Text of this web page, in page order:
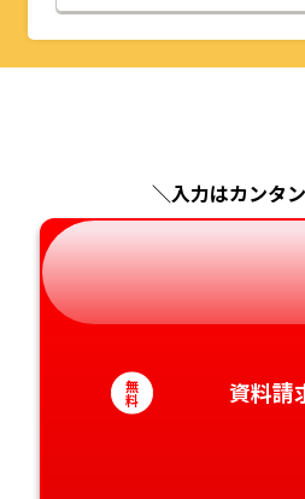
山形県
千葉県
神奈川
福井県
岐阜県
静岡県
愛知県
京都府
奈良県
和歌山
島根県
山口県
徳島県
香川県
福岡県
長崎県
熊本県
大分県
宮崎県
＼入力はカンタン
無
料 資料請